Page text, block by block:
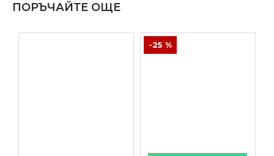
ПОРЪЧАЙТЕ ОЩЕ
-25 %